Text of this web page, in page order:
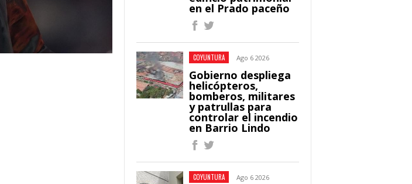
en el Prado paceño
COYUNTURA Ago 6 2026
Gobierno despliega
helicópteros,
bomberos, militares
y patrullas para
controlar el incendio
en Barrio Lindo
COYUNTURA Ago 6 2026